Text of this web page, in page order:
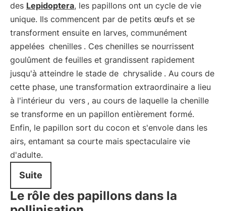
des Lepidoptera, les papillons ont un cycle de vie
unique. Ils commencent par de petits œufs et se
transforment ensuite en larves, communément
appelées chenilles . Ces chenilles se nourrissent
goulûment de feuilles et grandissent rapidement
jusqu'à atteindre le stade de chrysalide . Au cours de
cette phase, une transformation extraordinaire a lieu
à l'intérieur du vers , au cours de laquelle la chenille
se transforme en un papillon entièrement formé.
Enfin, le papillon sort du cocon et s'envole dans les
airs, entamant sa courte mais spectaculaire vie
d'adulte.
Suite
Le rôle des papillons dans la